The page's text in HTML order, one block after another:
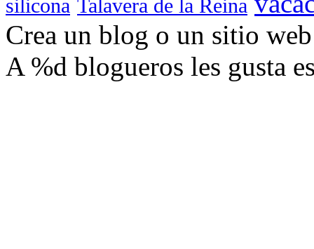
silicona Talavera de la Reina
Crea un blog o un sitio
A %d blogueros les gusta